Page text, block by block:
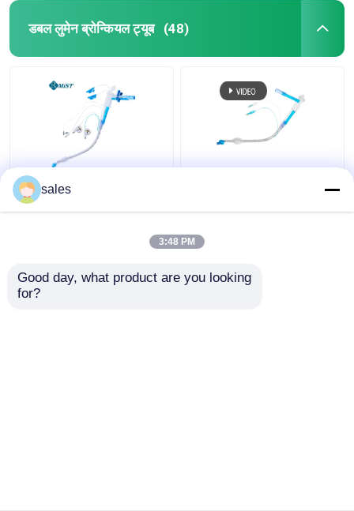
डबल लुमेन ब्रोन्कियल ट्यूब (48)
आईसीयू डबल लुमेन कफ्ड
ट्रेकियोस्टोमी ट्यूब ट्रेकिआ
sales
3:48 PM
Good day, what product are you looking
for?